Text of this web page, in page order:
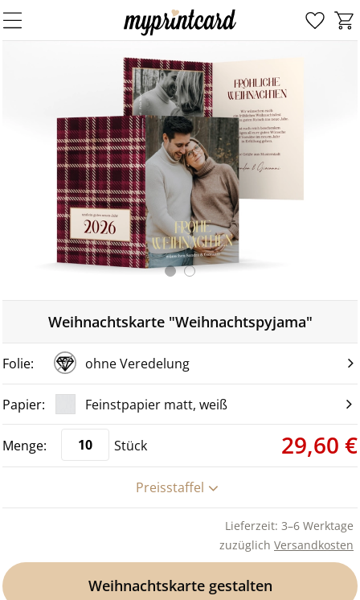
Weihnachtskarte "Weihnachtspyjama"
ohne Veredelung
Feinstpapier matt, weiß
Stück 29,60 €
Preisstaffel
Lieferzeit: 3–6 Werktage
zuzüglich Versandkosten
Weihnachtskarte gestalten